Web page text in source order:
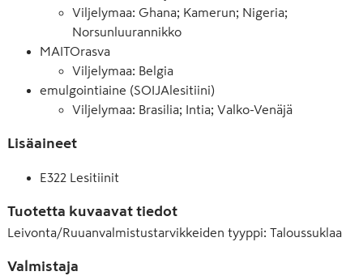
Viljelymaa: Ghana; Kamerun; Nigeria;
Norsunluurannikko
MAITOrasva
Viljelymaa: Belgia
emulgointiaine (SOIJAlesitiini)
Viljelymaa: Brasilia; Intia; Valko-Venäjä
Lisäaineet
E322 Lesitiinit
Tuotetta kuvaavat tiedot
Leivonta/Ruuanvalmistustarvikkeiden tyyppi: Taloussuklaa
Valmistaja